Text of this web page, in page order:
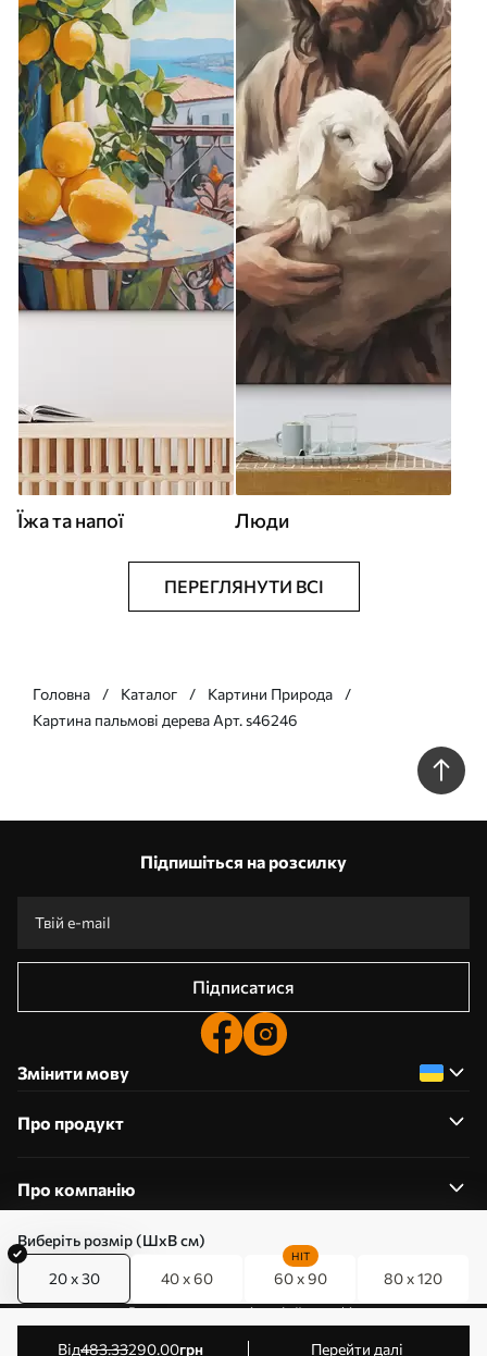
Виберіть розмір (ШхВ см)
20 x 30 40 x 60 60 x 90
HIT
80 x 120
від483.33290.00грн Перейти далі
Їжа та напої Люди
ПЕРЕГЛЯНУТИ ВСІ
Головна Каталог
Картини Природа
Картина пальмові дерева Арт. s46246
Підпишіться на розсилку
Підписатися
Змінити мову
Про продукт
Про компанію
0800357223
Редагування дозволів на файли cookie
© 2011-2026 Art-holst. Усі права захищені. Власник: